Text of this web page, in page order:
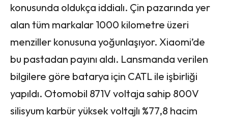
konusunda oldukça iddialı. Çin pazarında yer
alan tüm markalar 1000 kilometre üzeri
menziller konusuna yoğunlaşıyor. Xiaomi’de
bu pastadan payını aldı. Lansmanda verilen
bilgilere göre batarya için CATL ile işbirliği
yapıldı. Otomobil 871V voltaja sahip 800V
silisyum karbür yüksek voltajlı %77,8 hacim